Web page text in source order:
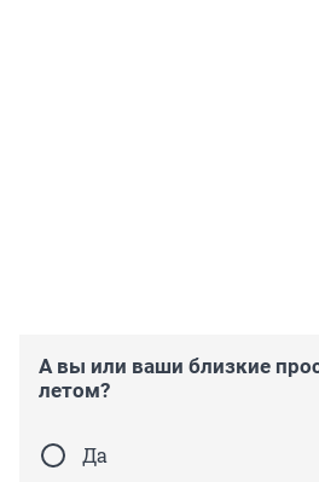
А вы или ваши близкие
летом?
Да